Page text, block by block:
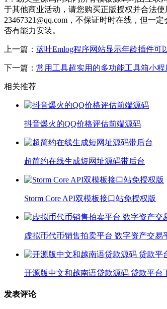
于其他商业活动，请您购买正版授权并合法
23467321@qq.com，不保证时时在线，但一
否有能力安装。
上一篇： 蓝叶Emlog程序网站显示年龄插件可
下一篇： 常用工具超实用的多功能工具箱小
相关推荐
抖音爆火的QQ价格评估前端源码
超简约在线生成短网址源码带后台
Storm Core API双模板接口站免授权版
虚拟币代币销售拍卖平台 数字资产交
开源版中文和越南语贷款源码 贷款平台
发表评论